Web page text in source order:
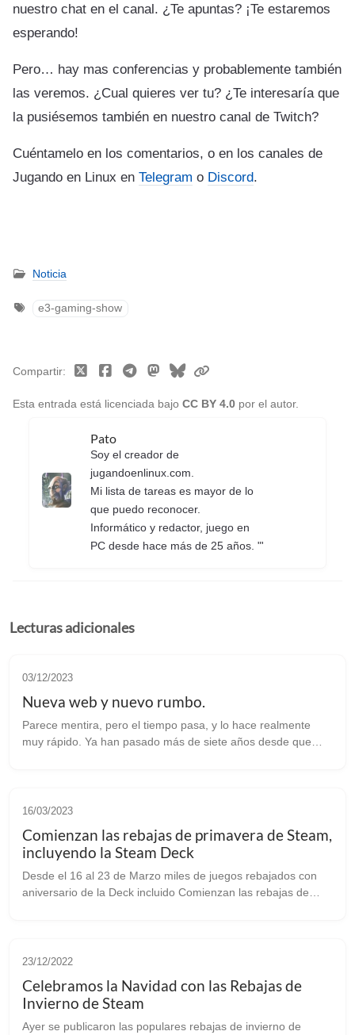
nuestro chat en el canal. ¿Te apuntas? ¡Te estaremos
esperando!
Pero… hay mas conferencias y probablemente también
las veremos. ¿Cual quieres ver tu? ¿Te interesaría que
la pusiésemos también en nuestro canal de Twitch?
Cuéntamelo en los comentarios, o en los canales de
Jugando en Linux en Telegram o Discord.
Noticia
e3-gaming-show
Esta entrada está licenciada bajo CC BY 4.0 por el autor.
Compartir
Pato
Soy el creador de
jugandoenlinux.com.
Mi lista de tareas es mayor de lo
que puedo reconocer.
Informático y redactor, juego en
PC desde hace más de 25 años. "'
Lecturas adicionales
03/12/2023
Nueva web y nuevo rumbo.
Parece mentira, pero el tiempo pasa, y lo hace realmente
muy rápido. Ya han pasado más de siete años desde que
16/03/2023
Comienzan las rebajas de primavera de Steam,
incluyendo la Steam Deck
Desde el 16 al 23 de Marzo miles de juegos rebajados con
aniversario de la Deck incluido Comienzan las rebajas de
23/12/2022
Celebramos la Navidad con las Rebajas de
Invierno de Steam
Ayer se publicaron las populares rebajas de invierno de